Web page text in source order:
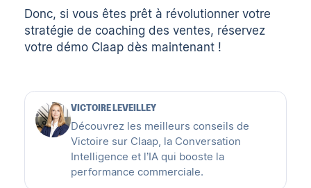
Donc, si vous êtes prêt à révolutionner votre
stratégie de coaching des ventes, réservez
votre démo Claap dès maintenant !
VICTOIRE LEVEILLEY
Découvrez les meilleurs conseils de
Victoire sur Claap, la Conversation
Intelligence et l’IA qui booste la
performance commerciale.